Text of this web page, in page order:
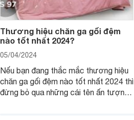
Thương hiệu chăn ga gối đệm
nào tốt nhất 2024?
05/04/2024
Nếu bạn đang thắc mắc thương hiệu
chăn ga gối đệm nào tốt nhất 2024 thì
đừng bỏ qua những cái tên ấn tượng